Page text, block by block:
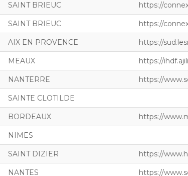
SAINT BRIEUC https://
SAINT BRIEUC https://
AIX EN PROVENCE https://
MEAUX https://
NANTERRE https://
SAINTE CLOTILDE
BORDEAUX https://
NIMES
SAINT DIZIER https://
NANTES https://